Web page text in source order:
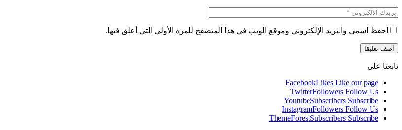
احفظ اسمي والبريد الإلكتروني وموقع الويب في هذا المتصفح للمرة الأولى التي أعلق فيها.
تابعنا على
FacebookLikes Like our page
TwitterFollowers Follow Us
YoutubeSubscribers Subscribe
InstagramFollowers Follow Us
ThemeForestSubscribers Subscribe